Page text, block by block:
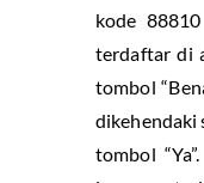
kode
terdaftar di
tombol
dikehendaki
tombol